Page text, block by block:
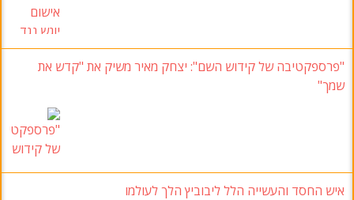
"פרספקטיבה של קידוש השם": יצחק מאיר משיק את "קדש את
שמך"
איש החסד והעשייה הלל ליבוביץ הלך לעולמו